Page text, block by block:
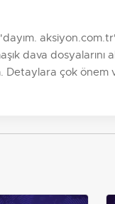
dava dosyalarını
Detaylara çok önem